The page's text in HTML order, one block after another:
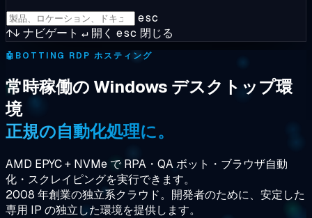
esc
↑↓ ナビゲート ↵ 開く esc 閉じる
🤖 BOTTING RDP ホスティング
常時稼働の Windows デスクトップ環
境
正規の自動化処理に。
AMD EPYC + NVMe で RPA・QA ボット・ブラウザ自動
化・スクレイピングを実行できます。
2008 年創業の独立系クラウド。開発者のために、安定した
専用 IP の独立した環境を提供します。